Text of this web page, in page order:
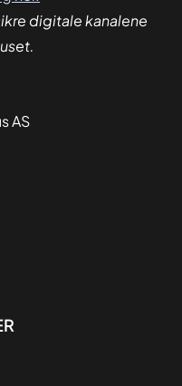
digitale kanalene
AS